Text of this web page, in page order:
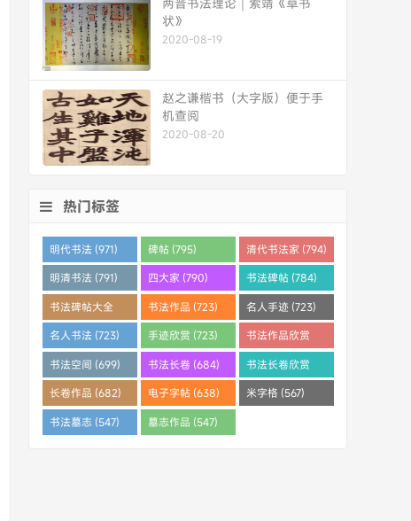
状》
2020-08-19
赵之谦楷书（大字版）便于手
机查阅
2020-08-20
热门标签
明代书法 (971) 碑帖 (795) 清代书法家 (794)
明清书法 (791) 四大家 (790) 书法碑帖 (784)
书法碑帖大全
(784)
书法作品 (723) 名人手迹 (723)
名人书法 (723) 手迹欣赏 (723)
书法作品欣赏
(710)
书法空间 (699) 书法长卷 (684)
书法长卷欣赏
(682)
长卷作品 (682) 电子字帖 (638) 米字格 (567)
书法墓志 (547) 墓志作品 (547)